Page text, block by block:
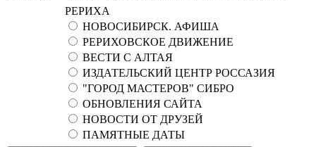
РЕРИХА
НОВОСИБИРСК. АФИША
РЕРИХОВСКОЕ ДВИЖЕНИЕ
ВЕСТИ С АЛТАЯ
ИЗДАТЕЛЬСКИЙ ЦЕНТР РОССАЗИЯ
"ГОРОД МАСТЕРОВ" СИБРО
ОБНОВЛЕНИЯ САЙТА
НОВОСТИ ОТ ДРУЗЕЙ
ПАМЯТНЫЕ ДАТЫ